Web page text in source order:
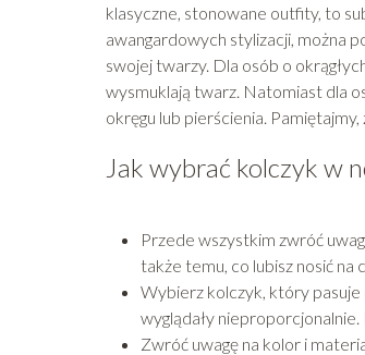
klasyczne, stonowane outfity, to
awangardowych stylizacji, można
swojej twarzy. Dla osób o
wysmuklają twarz. Natomiast dla
okręgu lub pierścienia.
Jak wybrać kolczyk w
Przede wszystkim zwróć
także temu, co lubisz nosić na
Wybierz kolczyk, który pasuje
wyglądały
Zwróć uwagę na kolor i